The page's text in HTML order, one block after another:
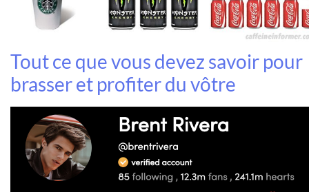
Tout ce que vous devez savoir pour
brasser et profiter du vôtre